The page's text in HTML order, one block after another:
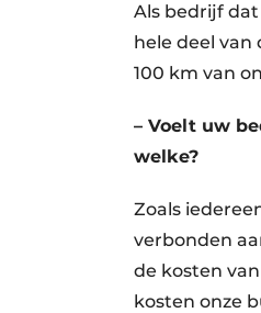
Als bedrijf
hele deel van
100 km van
– Voelt uw
welke?
Zoals
verbonden
de kosten
kosten onze